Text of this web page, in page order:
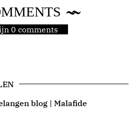
0 comments
blog | Malafide